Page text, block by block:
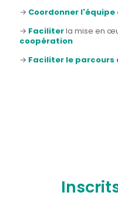
→ Coordonner l'équipe
→ Faciliterla mise en
coopération
→ Faciliter le parcours